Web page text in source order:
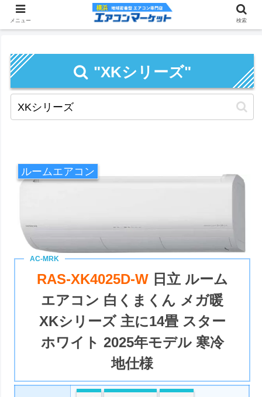
"XKシリーズ"
ルームエアコン
RAS-XK4025D-W 日立 ルーム
エアコン 白くまくん メガ暖
XKシリーズ 主に14畳 スター
ホワイト 2025年モデル 寒冷
地仕様
メニュー 検索